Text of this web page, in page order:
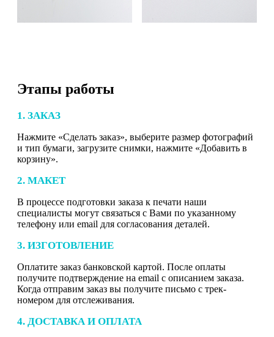
Этапы работы
1. ЗАКАЗ
Нажмите «Сделать заказ», выберите размер фотографий
и тип бумаги, загрузите снимки, нажмите «Добавить в
корзину».
2. МАКЕТ
В процессе подготовки заказа к печати наши
специалисты могут связаться с Вами по указанному
телефону или email для согласования деталей.
3. ИЗГОТОВЛЕНИЕ
Оплатите заказ банковской картой. После оплаты
получите подтверждение на email с описанием заказа.
Когда отправим заказ вы получите письмо с трек-
номером для отслеживания.
4. ДОСТАВКА И ОПЛАТА